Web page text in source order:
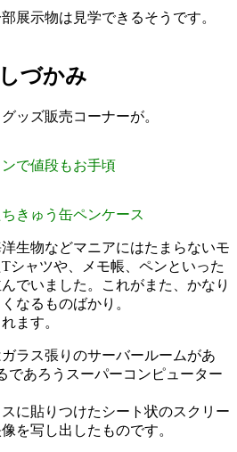
展示物は見学できるそうです。
づかみ
ッズ販売コーナーが。
で値段もお手頃
きゅう缶ペンケース
生物などマニアにはたまらないモ
シャツや、メモ帳、ペンといった
でいました。これがまた、かなり
なるものばかり。
ます。
ラス張りのサーバールームがあ
であろうスーパーコンピューター
に貼りつけたシート状のスクリー
を写し出したものです。